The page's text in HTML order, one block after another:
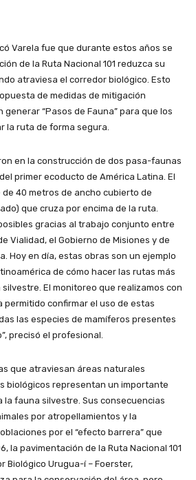
Varela fue que durante estos años se
de la Ruta Nacional 101 reduzca su
atraviesa el corredor biológico. Esto
de medidas de mitigación
“Pasos de Fauna” para que los
la ruta de forma segura.
en la construcción de dos pasa-faunas
primer ecoducto de América Latina. El
40 metros de ancho cubierto de
que cruza por encima de la ruta.
gracias al trabajo conjunto entre
Vialidad, el Gobierno de Misiones y de
Hoy en día, estas obras son un ejemplo
de cómo hacer las rutas más
El monitoreo que realizamos con
permitido confirmar el uso de estas
las especies de mamíferos presentes
precisó el profesional.
que atraviesan áreas naturales
biológicos representan un importante
la fauna silvestre. Sus consecuencias
por atropellamientos y la
por el “efecto barrera” que
la pavimentación de la Ruta Nacional 101
Biológico Urugua-í – Foerster,